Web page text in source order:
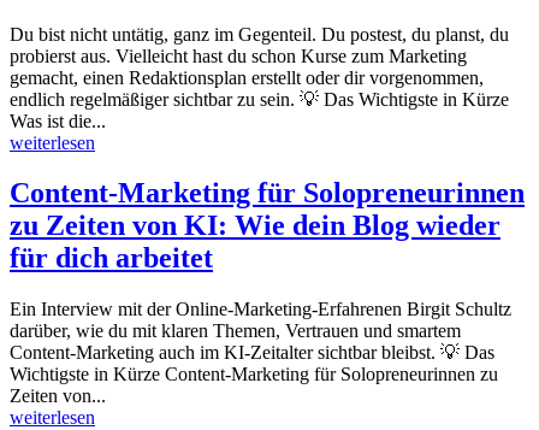
Du bist nicht untätig, ganz im Gegenteil. Du postest, du planst, du
probierst aus. Vielleicht hast du schon Kurse zum Marketing
gemacht, einen Redaktionsplan erstellt oder dir vorgenommen,
endlich regelmäßiger sichtbar zu sein. 💡 Das Wichtigste in Kürze
Was ist die...
weiterlesen
Content-Marketing für Solopreneurinnen
zu Zeiten von KI: Wie dein Blog wieder
für dich arbeitet
Ein Interview mit der Online-Marketing-Erfahrenen Birgit Schultz
darüber, wie du mit klaren Themen, Vertrauen und smartem
Content-Marketing auch im KI-Zeitalter sichtbar bleibst. 💡 Das
Wichtigste in Kürze Content-Marketing für Solopreneurinnen zu
Zeiten von...
weiterlesen